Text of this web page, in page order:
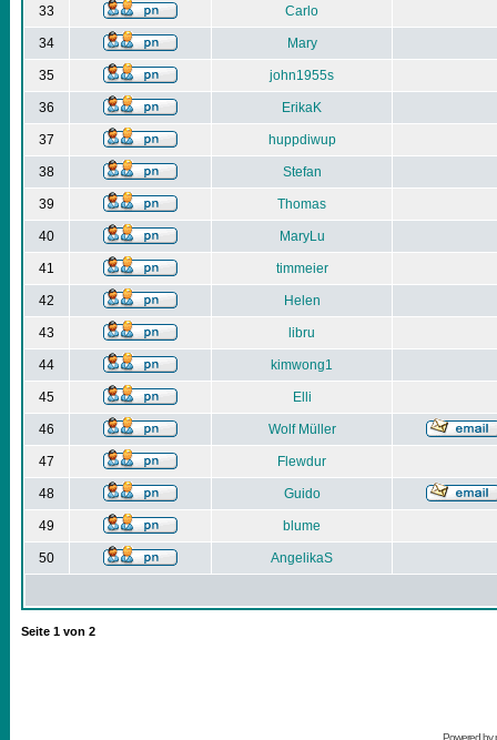
33 Carlo
34 Mary
35 john1955s
36 ErikaK
37 huppdiwup
38 Stefan
39 Thomas
40 MaryLu
41 timmeier
42 Helen
43 libru
44 kimwong1
45 Elli
46 Wolf Müller
47 Flewdur
48 Guido
49 blume
50 AngelikaS
Seite 1 von 2
Powered by